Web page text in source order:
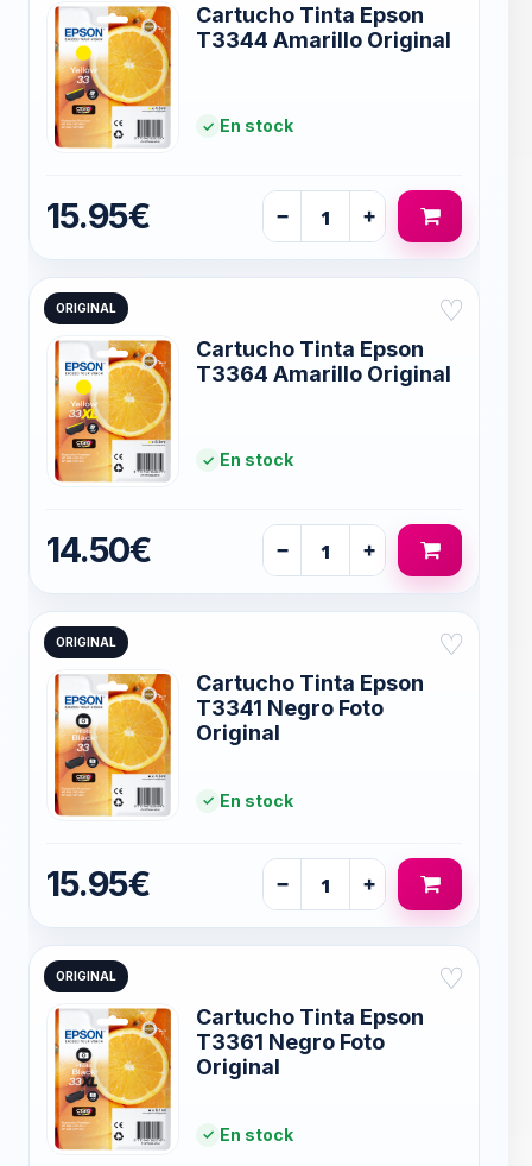
Cartucho Tinta Epson
T3344 Amarillo Original
En stock
15.95€ − +
ORIGINAL ♡
Cartucho Tinta Epson
T3364 Amarillo Original
En stock
14.50€ − +
ORIGINAL ♡
Cartucho Tinta Epson
T3341 Negro Foto
Original
En stock
15.95€ − +
ORIGINAL ♡
Cartucho Tinta Epson
T3361 Negro Foto
Original
En stock